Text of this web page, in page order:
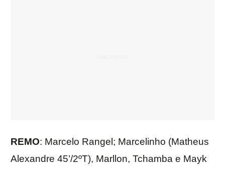
REMO: Marcelo Rangel; Marcelinho (Matheus
Alexandre 45’/2ºT), Marllon, Tchamba e Mayk